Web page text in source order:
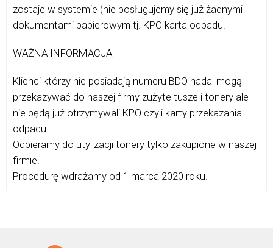
zostaje w systemie (nie posługujemy się już żadnymi
dokumentami papierowym tj. KPO karta odpadu.
WAŻNA INFORMACJA
Klienci którzy nie posiadają numeru BDO nadal mogą
przekazywać do naszej firmy zużyte tusze i tonery ale
nie będą już otrzymywali KPO czyli karty przekazania
odpadu.
Odbieramy do utylizacji tonery tylko zakupione w naszej
firmie.
Procedurę wdrażamy od 1 marca 2020 roku.